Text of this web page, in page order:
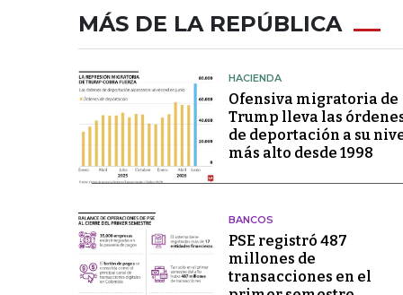
MÁS DE LA REPÚBLICA
HACIENDA
Ofensiva migratoria de
Trump lleva las
de deportación a su
más alto desde 1998
BANCOS
PSE registró 487
millones de
transacciones en el